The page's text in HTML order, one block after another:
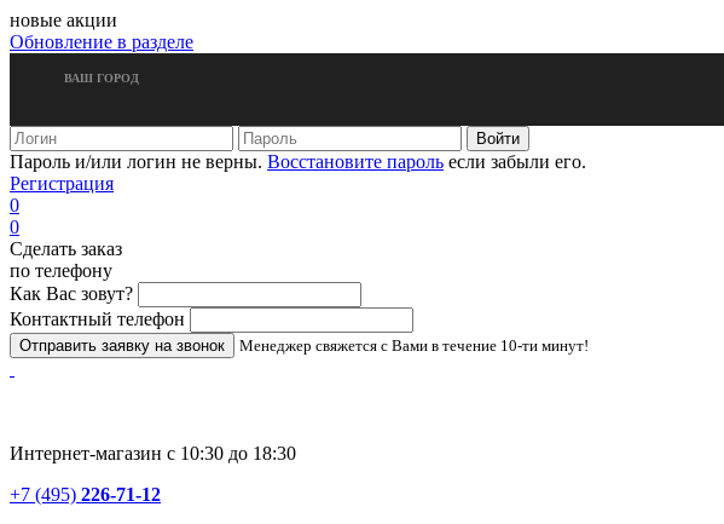
новые акции
Обновление в разделе
ВАШ ГОРОД
Пароль и/или логин не верны. Восстановите пароль если забыли его.
Регистрация
0
0
Сделать заказ
по телефону
Как Вас зовут?
Контактный телефон
Менеджер свяжется с Вами в течение 10-ти минут!
Интернет-магазин с 10:30 до 18:30
+7 (495) 226-71-12